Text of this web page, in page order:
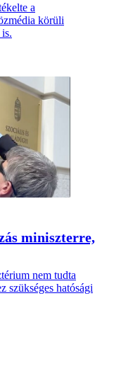
a
körüli
miniszterre,
nem tudta
szükséges hatósági